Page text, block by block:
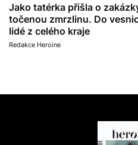
Jako tatérka přišla o
točenou zmrzlinu. Do
lidé z celého kraje
Redakce Heroine